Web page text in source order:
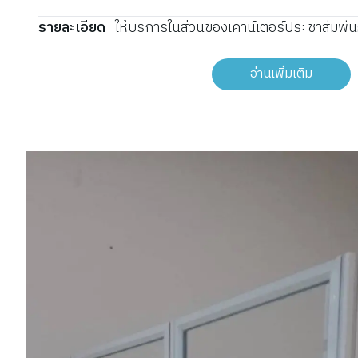
รายละเอียด ให้บริการในส่วนของเคาน์เตอร์ประชาสัมพั
อ่านเพิ่มเติม